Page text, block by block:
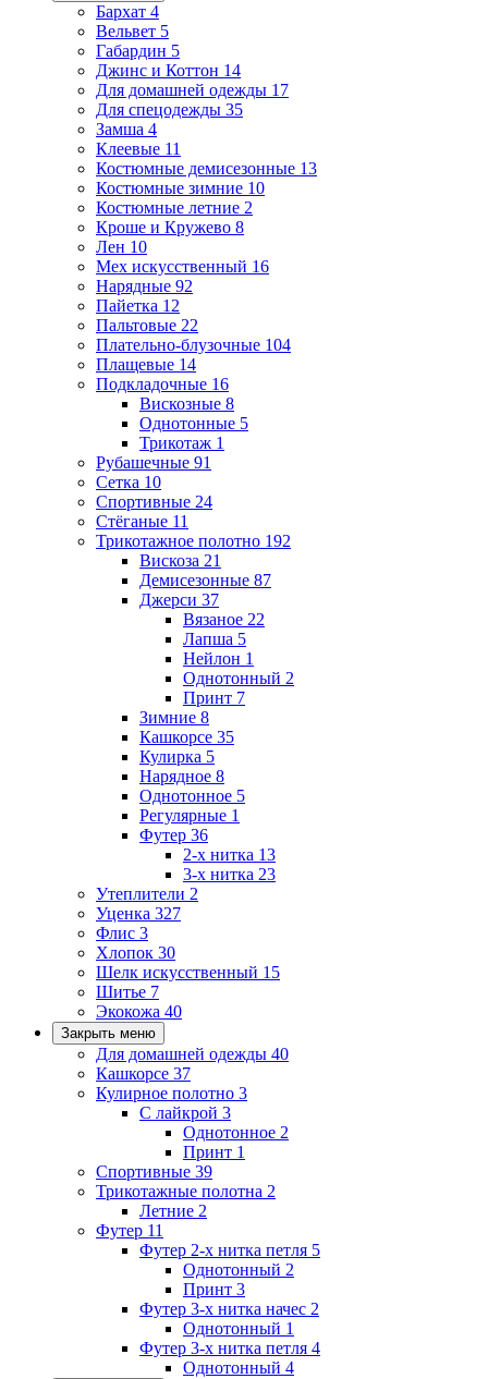
Бархат 4
Вельвет 5
Габардин 5
Джинс и Коттон 14
Для домашней одежды 17
Для спецодежды 35
Замша 4
Клеевые 11
Костюмные демисезонные 13
Костюмные зимние 10
Костюмные летние 2
Кроше и Кружево 8
Лен 10
Мех искусственный 16
Нарядные 92
Пайетка 12
Пальтовые 22
Плательно-блузочные 104
Плащевые 14
Подкладочные 16
Вискозные 8
Однотонные 5
Трикотаж 1
Рубашечные 91
Сетка 10
Спортивные 24
Стёганые 11
Трикотажное полотно 192
Вискоза 21
Демисезонные 87
Джерси 37
Вязаное 22
Лапша 5
Нейлон 1
Однотонный 2
Принт 7
Зимние 8
Кашкорсе 35
Кулирка 5
Нарядное 8
Однотонное 5
Регулярные 1
Футер 36
2-х нитка 13
3-х нитка 23
Утеплители 2
Уценка 327
Флис 3
Хлопок 30
Шелк искусственный 15
Шитье 7
Экокожа 40
Закрыть меню
Для домашней одежды 40
Кашкорсе 37
Кулирное полотно 3
С лайкрой 3
Однотонное 2
Принт 1
Спортивные 39
Трикотажные полотна 2
Летние 2
Футер 11
Футер 2-х нитка петля 5
Однотонный 2
Принт 3
Футер 3-х нитка начес 2
Однотонный 1
Футер 3-х нитка петля 4
Однотонный 4